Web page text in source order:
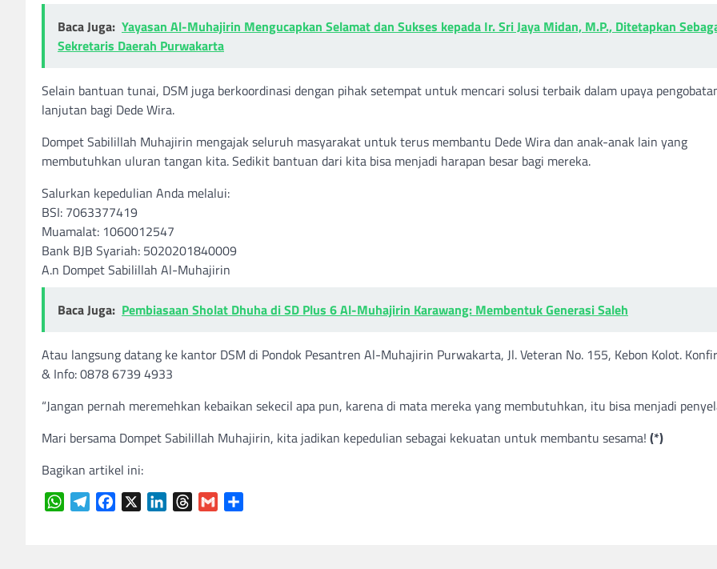
Baca Juga: Yayasan Al-Muhajirin Mengucapkan Selamat dan Sukses kepada Ir. Sri Jaya Midan, M.P., Ditetapkan
Sekretaris Daerah Purwakarta
Selain bantuan tunai, DSM juga berkoordinasi dengan pihak setempat untuk mencari solusi terbaik dalam upaya
lanjutan bagi Dede Wira.
Dompet Sabilillah Muhajirin mengajak seluruh masyarakat untuk terus membantu Dede Wira dan anak-anak lain yang
membutuhkan uluran tangan kita. Sedikit bantuan dari kita bisa menjadi harapan besar bagi mereka.
Salurkan kepedulian Anda melalui:
BSI: 7063377419
Muamalat: 1060012547
Bank BJB Syariah: 5020201840009
A.n Dompet Sabilillah Al-Muhajirin
Baca Juga: Pembiasaan Sholat Dhuha di SD Plus 6 Al-Muhajirin Karawang: Membentuk Generasi Saleh
Atau langsung datang ke kantor DSM di Pondok Pesantren Al-Muhajirin Purwakarta, Jl. Veteran No. 155, Kebon Kolot.
& Info: 0878 6739 4933
“Jangan pernah meremehkan kebaikan sekecil apa pun, karena di mata mereka yang membutuhkan, itu bisa menjadi
Mari bersama Dompet Sabilillah Muhajirin, kita jadikan kepedulian sebagai kekuatan untuk membantu sesama! (*)
Bagikan artikel ini:
WhatsAppTelegramFacebook LinkedInThreads
Gmail